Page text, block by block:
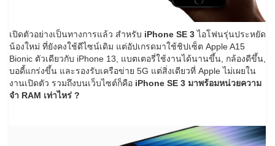
เปิดตัวอย่างเป็นทางการแล้ว สำหรับ iPhone SE 3ไอโฟนรุ่นประหยัด
น้องใหม่ ที่ยังคงใช้ดีไซน์เดิม แต่อัปเกรดมาใช้ชิปเซ็ต Apple A15
Bionic ตัวเดียวกับ iPhone 13, แบตเตอรี่ใช้งานได้นานขึ้น, กล้องดีขึ้น,
บอดี้แกร่งขึ้น และรองรับเครือข่าย 5G แต่สิ่งเดียวที่ Apple ไม่เผยใน
งานเปิดตัว รวมถึงบนเว็บไซต์ก็คือ iPhone SE 3 มาพร้อมหน่วยความ
จำ RAM เท่าไหร่ ?